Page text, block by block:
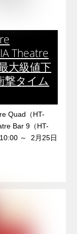
Theatre
大級値下
撃タイム
Quad（HT-
Bar 9（HT-
～ 2月25日